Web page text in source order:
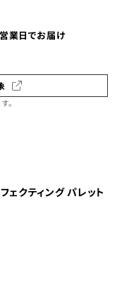
業日でお届け
。
ェクティング パレット